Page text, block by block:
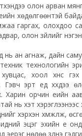
түүхэндээ олон
хөдөлгөөнтэй
гаргах, олохдоо
олон зүйлийг
нь ан агнаж, дайн
технологийн эрин
хоол хүнс гэх
эрт үед хүүхдээ
Харин орчин үеийн
нь хэт хэрэглээнээс
хэрхэн
эцэг эхийн үе
эерэг нѳлѳѳ үзүүлнэ